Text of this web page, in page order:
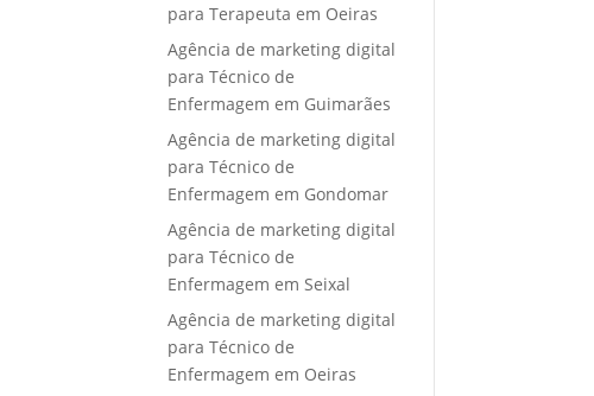
para Terapeuta em Oeiras
Agência de marketing digital
para Técnico de
Enfermagem em Guimarães
Agência de marketing digital
para Técnico de
Enfermagem em Gondomar
Agência de marketing digital
para Técnico de
Enfermagem em Seixal
Agência de marketing digital
para Técnico de
Enfermagem em Oeiras